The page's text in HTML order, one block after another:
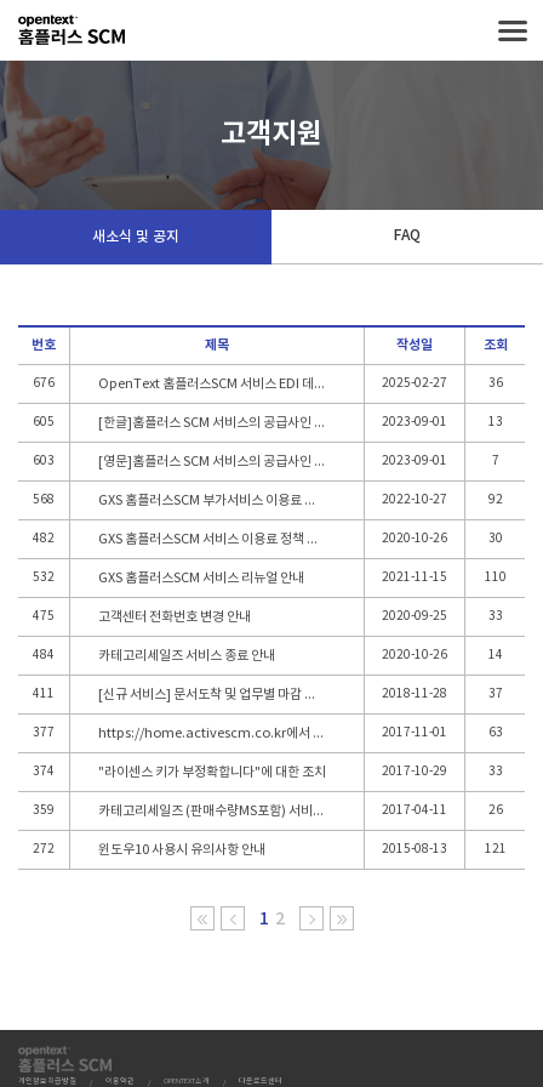
고객지원
새소식 및 공지 FAQ
번호 제목 작성일 조회
676 OpenText 홈플러스SCM 서비스 EDI 데이터 이용량(KB) 할인율 변경 안내 2025-02-27 36
605 [한글]홈플러스 SCM 서비스의 공급사인 주식회사 지엑스에스의 합병에 따른 개인정보 이전 안내. 2023-09-01 13
603 [영문]홈플러스 SCM 서비스의 공급사인 주식회사 지엑스에스의 합병에 따른 개인정보 이전 안내. 2023-09-01 7
568 GXS 홈플러스SCM 부가서비스 이용료 정책 변경 안내 2022-10-27 92
482 GXS 홈플러스SCM 서비스 이용료 정책 변경 안내 2020-10-26 30
532 GXS 홈플러스SCM 서비스 리뉴얼 안내 2021-11-15 110
475 고객센터 전화번호 변경 안내 2020-09-25 33
484 카테고리세일즈 서비스 종료 안내 2020-10-26 14
411 [신규 서비스] 문서도착 및 업무별 마감 알림 SMS 서비스 오픈 안내 2018-11-28 37
377 https://home.activescm.co.kr에서 세금계산서 승인/국세청 전송 불가 2017-11-01 63
374 "라이센스 키가 부정확합니다"에 대한 조치 2017-10-29 33
359 카테고리세일즈 (판매수량MS포함) 서비스 오픈 안내 2017-04-11 26
272 윈도우10 사용시 유의사항 안내 2015-08-13 121
1 2
개인정보취급방침 이용약관 OPENTEXT소개 다운로드센터